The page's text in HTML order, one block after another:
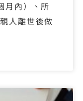
月內）、所
人離世後做